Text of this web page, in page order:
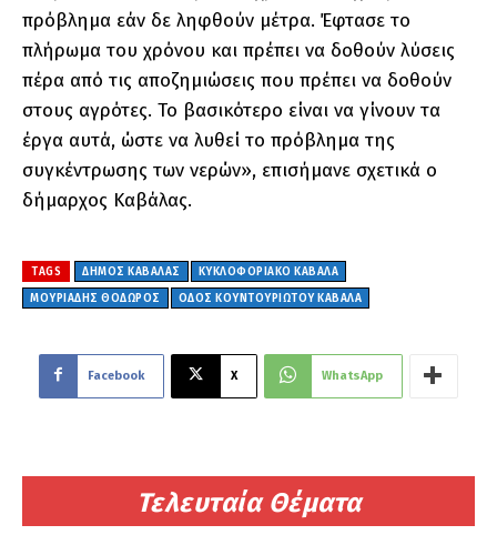
Τελευταία Θέματα
πρόβλημα εάν δε ληφθούν μέτρα. Έφτασε το
πλήρωμα του χρόνου και πρέπει να δοθούν λύσεις
πέρα από τις αποζημιώσεις που πρέπει να δοθούν
στους αγρότες. Το βασικότερο είναι να γίνουν τα
έργα αυτά, ώστε να λυθεί το πρόβλημα της
συγκέντρωσης των νερών», επισήμανε σχετικά ο
δήμαρχος Καβάλας.
TAGS ΔΗΜΟΣ ΚΑΒΑΛΑΣ
ΚΥΚΛΟΦΟΡΙΑΚΟ ΚΑΒΑΛΑ
ΜΟΥΡΙΑΔΗΣ ΘΟΔΩΡΟΣ
ΟΔΟΣ ΚΟΥΝΤΟΥΡΙΩΤΟΥ ΚΑΒΑΛΑ
Facebook X WhatsApp